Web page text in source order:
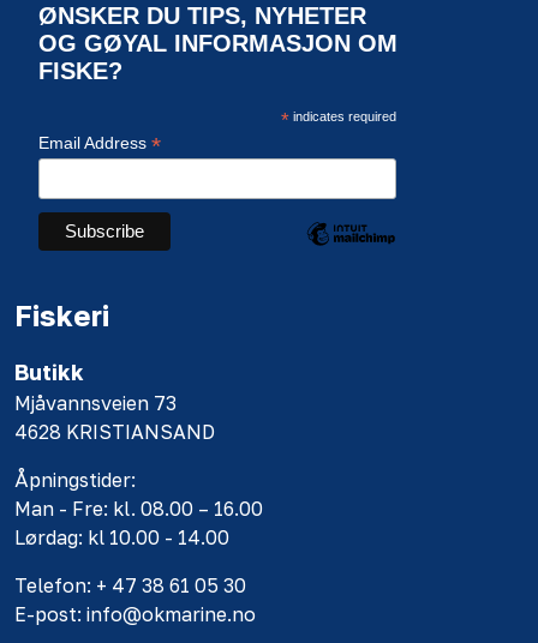
ØNSKER DU TIPS, NYHETER
OG GØYAL INFORMASJON OM
FISKE?
*indicates required
Email Address *
Fiskeri
Butikk
Mjåvannsveien 73
4628 KRISTIANSAND
Åpningstider:
Man - Fre: kl. 08.00 – 16.00
Lørdag: kl 10.00 - 14.00
Telefon: + 47 38 61 05 30
E-post: info@okmarine.no